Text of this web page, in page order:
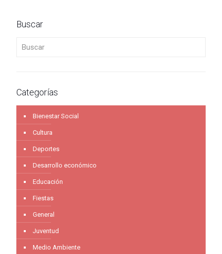
Buscar
Categorías
Bienestar Social
Cultura
Deportes
Desarrollo económico
Educación
Fiestas
General
Juventud
Medio Ambiente